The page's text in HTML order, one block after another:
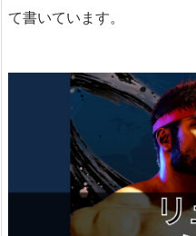
て書いています。